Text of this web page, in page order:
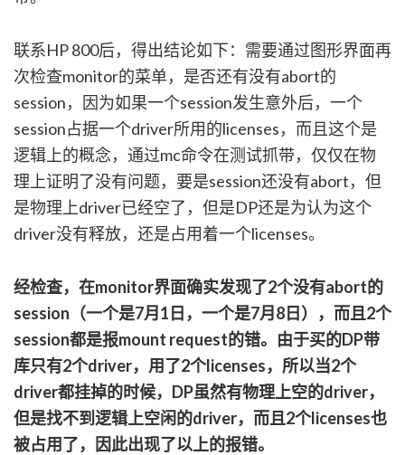
联系HP 800后，得出结论如下：需要通过图形界面再
次检查monitor的菜单，是否还有没有abort的
session，因为如果一个session发生意外后，一个
session占据一个driver所用的licenses，而且这个是
逻辑上的概念，通过mc命令在测试抓带，仅仅在物
理上证明了没有问题，要是session还没有abort，但
是物理上driver已经空了，但是DP还是为认为这个
driver没有释放，还是占用着一个licenses。
经检查，在monitor界面确实发现了2个没有abort的
session（一个是7月1日，一个是7月8日），而且2个
session都是报mount request的错。由于买的DP带
库只有2个driver，用了2个licenses，所以当2个
driver都挂掉的时候，DP虽然有物理上空的driver，
但是找不到逻辑上空闲的driver，而且2个licenses也
被占用了，因此出现了以上的报错。